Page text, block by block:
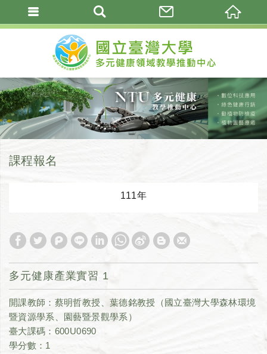
課程報名
111年
多元健康產業實習 1
開課教師：蔡明哲教授、葉德銘教授（國立臺灣大學森林環境
暨資源學系、園藝暨景觀學系）
臺大課碼：600U0690
學分數：1